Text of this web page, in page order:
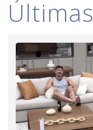
Últimas